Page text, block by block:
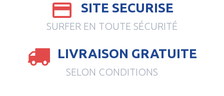
SITE SECURISE
SURFER EN TOUTE SÉCURITÉ
LIVRAISON GRATUITE
SELON CONDITIONS